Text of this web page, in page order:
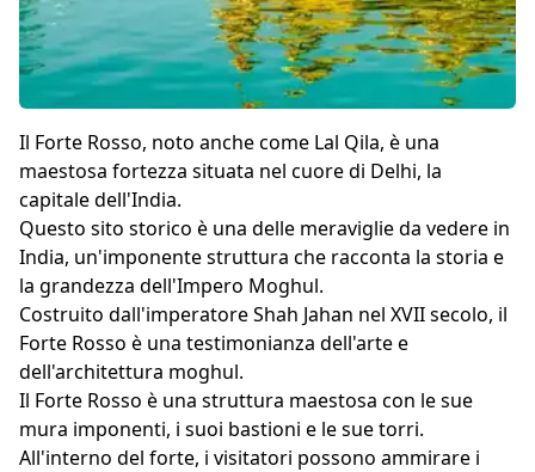
Il Forte Rosso, noto anche come Lal Qila, è una
maestosa fortezza situata nel cuore di Delhi, la
capitale dell'India.
Questo sito storico è una delle meraviglie da vedere in
India, un'imponente struttura che racconta la storia e
la grandezza dell'Impero Moghul.
Costruito dall'imperatore Shah Jahan nel XVII secolo, il
Forte Rosso è una testimonianza dell'arte e
dell'architettura moghul.
Il Forte Rosso è una struttura maestosa con le sue
mura imponenti, i suoi bastioni e le sue torri.
All'interno del forte, i visitatori possono ammirare i